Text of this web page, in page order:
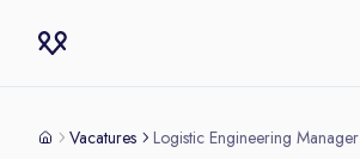
Vacatures Logistic Engineering Manager